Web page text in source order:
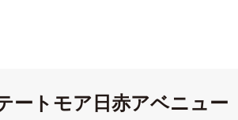
ートモア日赤アベニュー